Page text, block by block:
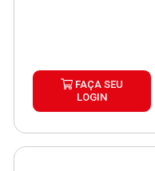
FAÇA SEU
LOGIN